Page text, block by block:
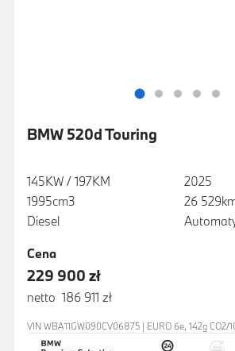
BMW 520d Touring
145KW / 197KM
1995cm3
Diesel
2025
26
Cena
229 900 zł
netto 186 911 zł
VIN WBA11GW090CV06875 | EURO 6e, 142g CO2/